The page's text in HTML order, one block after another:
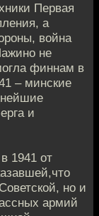
Первая
а
война
не
финнам в
– минские
и
1941 от
но и
армий